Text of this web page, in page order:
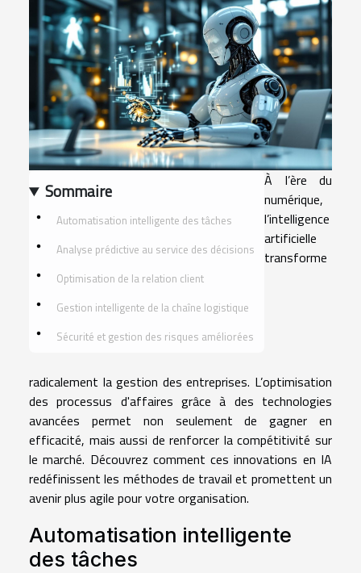
Sommaire
Automatisation intelligente des tâches
Analyse prédictive au service des décisions
Optimisation de la relation client
Gestion intelligente de la chaîne logistique
Sécurité et gestion des risques améliorées
À l’ère du
numérique,
l’intelligence
artificielle
transforme
radicalement la gestion des entreprises. L’optimisation
des processus d'affaires grâce à des technologies
avancées permet non seulement de gagner en
efficacité, mais aussi de renforcer la compétitivité sur
le marché. Découvrez comment ces innovations en IA
redéfinissent les méthodes de travail et promettent un
avenir plus agile pour votre organisation.
Automatisation intelligente
des tâches